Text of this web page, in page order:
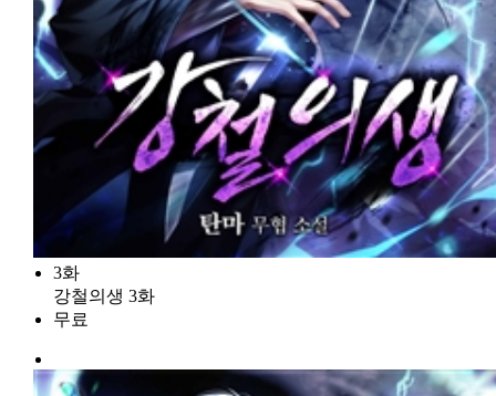
3화
강철의생 3화
무료